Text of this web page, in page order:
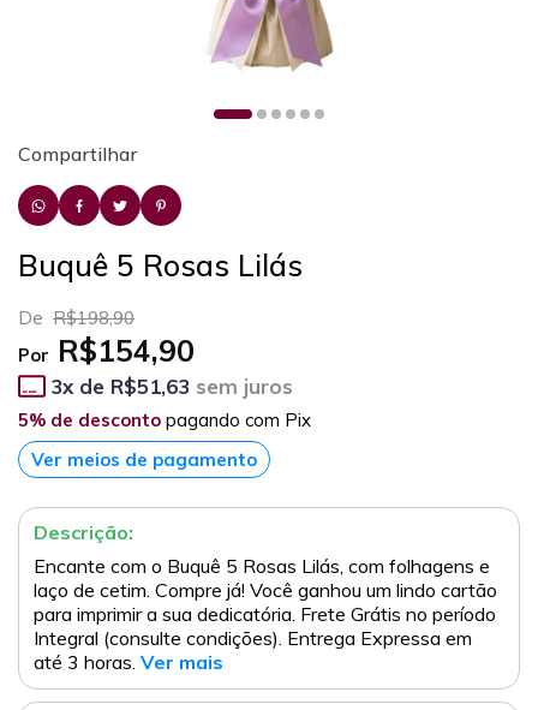
Compartilhar
Buquê 5 Rosas Lilás
De R$198,90
Por R$154,90
3x de R$51,63 sem juros
5% de desconto pagando com Pix
Ver meios de pagamento
Descrição:
Encante com o Buquê 5 Rosas Lilás, com folhagens e
laço de cetim. Compre já! Você ganhou um lindo cartão
para imprimir a sua dedicatória. Frete Grátis no período
Integral (consulte condições). Entrega Expressa em
até 3 horas. Ver mais